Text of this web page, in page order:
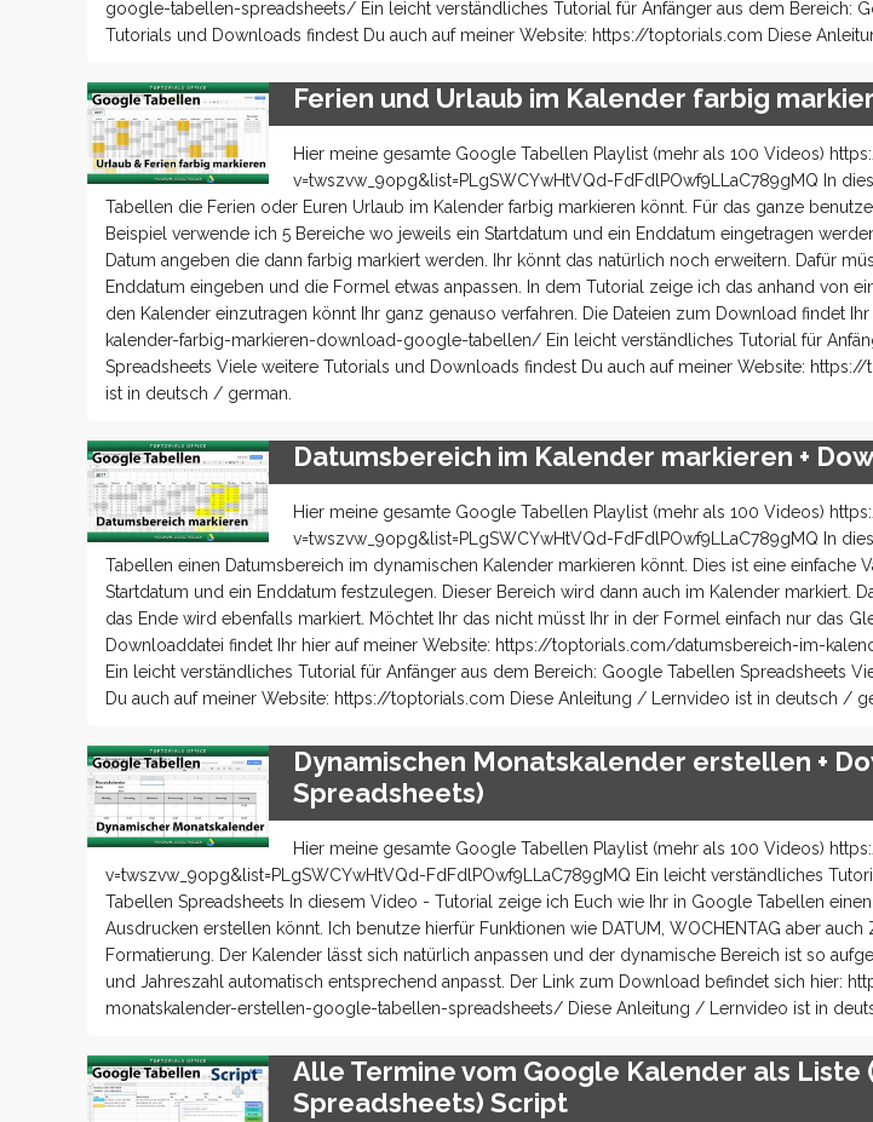
google-tabellen-spreadsheets/ Ein leicht verständliches Tutorial für Anfänger aus dem Bereich:
Tutorials und Downloads findest Du auch auf meiner Website: https://toptorials.com Diese
Ferien und Urlaub im Kalender farbig
Hier meine gesamte Google Tabellen Playlist (mehr als 100 Videos)
v=twszvw_9opg&list=PLgSWCYwHtVQd-FdFdlPOwf9LLaC789gMQ In
Tabellen die Ferien oder Euren Urlaub im Kalender farbig markieren könnt. Für das ganze
Beispiel verwende ich 5 Bereiche wo jeweils ein Startdatum und ein Enddatum eingetragen
Datum angeben die dann farbig markiert werden. Ihr könnt das natürlich noch erweitern. Dafür
Enddatum eingeben und die Formel etwas anpassen. In dem Tutorial zeige ich das anhand von
den Kalender einzutragen könnt Ihr ganz genauso verfahren. Die Dateien zum Download findet
kalender-farbig-markieren-download-google-tabellen/ Ein leicht verständliches Tutorial für
Spreadsheets Viele weitere Tutorials und Downloads findest Du auch auf meiner Website:
ist in deutsch / german.
Datumsbereich im Kalender markieren +
Hier meine gesamte Google Tabellen Playlist (mehr als 100 Videos)
v=twszvw_9opg&list=PLgSWCYwHtVQd-FdFdlPOwf9LLaC789gMQ In
Tabellen einen Datumsbereich im dynamischen Kalender markieren könnt. Dies ist eine einfache
Startdatum und ein Enddatum festzulegen. Dieser Bereich wird dann auch im Kalender markiert.
das Ende wird ebenfalls markiert. Möchtet Ihr das nicht müsst Ihr in der Formel einfach nur das
Downloaddatei findet Ihr hier auf meiner Website: https://toptorials.com/datumsbereich-im-
Ein leicht verständliches Tutorial für Anfänger aus dem Bereich: Google Tabellen Spreadsheets
Du auch auf meiner Website: https://toptorials.com Diese Anleitung / Lernvideo ist in deutsch /
Dynamischen Monatskalender erstellen +
Spreadsheets)
Hier meine gesamte Google Tabellen Playlist (mehr als 100 Videos)
v=twszvw_9opg&list=PLgSWCYwHtVQd-FdFdlPOwf9LLaC789gMQ Ein leicht verständliches
Tabellen Spreadsheets In diesem Video - Tutorial zeige ich Euch wie Ihr in Google Tabellen
Ausdrucken erstellen könnt. Ich benutze hierfür Funktionen wie DATUM, WOCHENTAG aber auch
Formatierung. Der Kalender lässt sich natürlich anpassen und der dynamische Bereich ist so
und Jahreszahl automatisch entsprechend anpasst. Der Link zum Download befindet sich hier:
monatskalender-erstellen-google-tabellen-spreadsheets/ Diese Anleitung / Lernvideo ist in
Alle Termine vom Google Kalender als Liste
Spreadsheets) Script